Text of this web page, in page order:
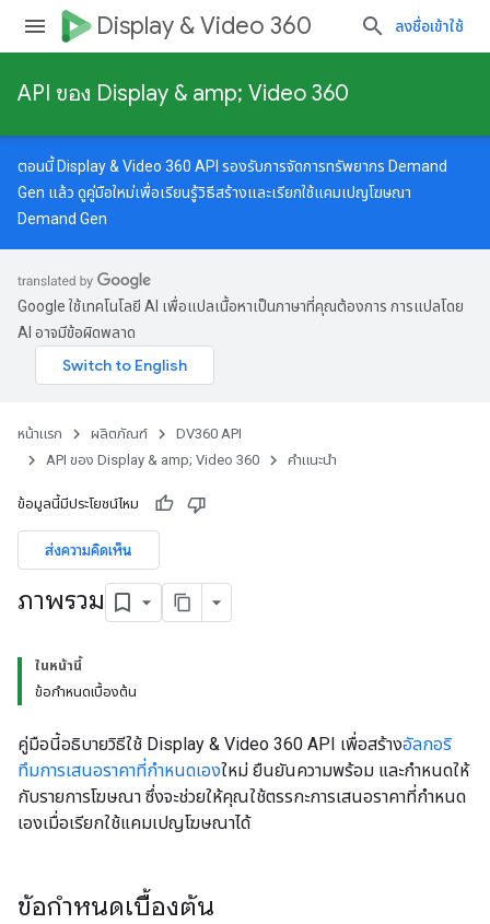
Display & Video 360 ลงชื่อเข้าใช้
API ของ Display & amp; Video 360
ตอนนี้ Display & Video 360 API รองรับการจัดการทรัพยากร Demand
Gen แล้ว ดูคู่มือใหม่เพื่อเรียนรู้วิธีสร้างและเรียกใช้แคมเปญโฆษณา
Demand Gen
Google ใช้เทคโนโลยี AI เพื่อแปลเนื้อหาเป็นภาษาที่คุณต้องการ การแปลโดย
AI อาจมีข้อผิดพลาด
หน้าแรก ผลิตภัณฑ์
DV360 API
API ของ Display & amp; Video 360
คำแนะนำ
ข้อมูลนี้มีประโยชน์ไหม
ส่งความคิดเห็น
ภาพรวม
ในหน้านี้
ข้อกำหนดเบื้องต้น
คู่มือนี้อธิบายวิธีใช้ Display & Video 360 API เพื่อสร้างอัลกอริ
ทึมการเสนอราคาที่กำหนดเองใหม่ ยืนยันความพร้อม และกำหนดให้
กับรายการโฆษณา ซึ่งจะช่วยให้คุณใช้ตรรกะการเสนอราคาที่กำหนด
เองเมื่อเรียกใช้แคมเปญโฆษณาได้
ข้อกำหนดเบื้องต้น